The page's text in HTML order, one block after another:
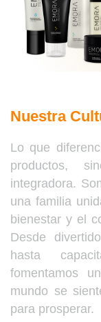
Nuestra
Lo que
productos,
integradora.
una familia
bienestar y el
Desde
hasta
fomentamos
mundo se
para prosperar.